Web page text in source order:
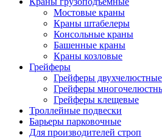
Мостовые краны
Краны штабелеры
Консольные краны
Башенные краны
Краны козловые
Грейферы
Грейферы двухчелюстные
Грейферы
Грейферы клещевые
Троллейные подвески
Барьеры парковочные
Для производителей строп